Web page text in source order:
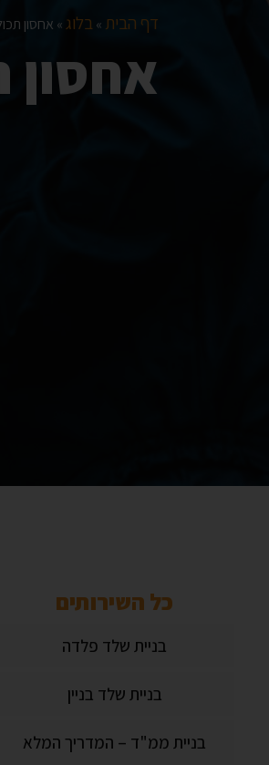
דף הבית » בלוג» אחסון
אחסון
כל השירותים
בניית שלד פלדה
בניית שלד בניין
בניית ממ"ד – המדריך המלא